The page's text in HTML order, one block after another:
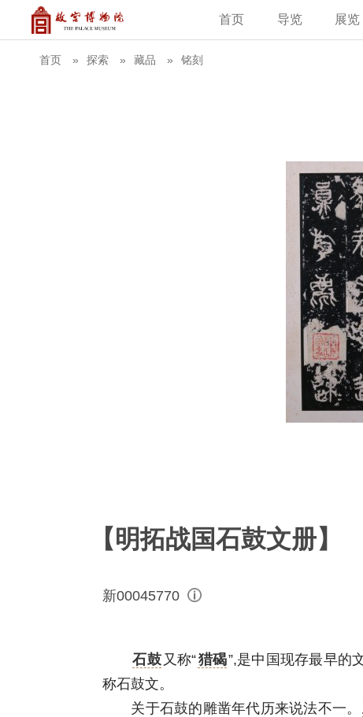
首页 导览 展览
首页 探索 藏品 铭刻
【明拓战国石鼓文册】
新00045770
石鼓 又称“猎碣”,是中国现存最早的
称石鼓文。
关于石鼓的雕凿年代历来说法不一。